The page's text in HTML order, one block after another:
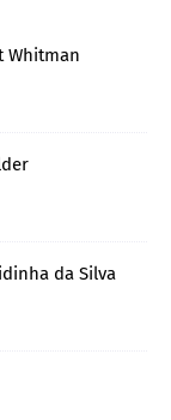
Whitman
da Silva